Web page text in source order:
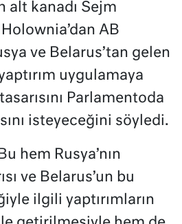
alt kanadı Sejm
AB
ve Belarus’tan gelen
uygulamaya
Parlamentoda
isteyeceğini söyledi.
hem Rusya’nın
ve Belarus’un bu
ilgili yaptırımların